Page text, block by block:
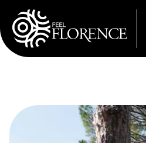
Salta al contenuto principale